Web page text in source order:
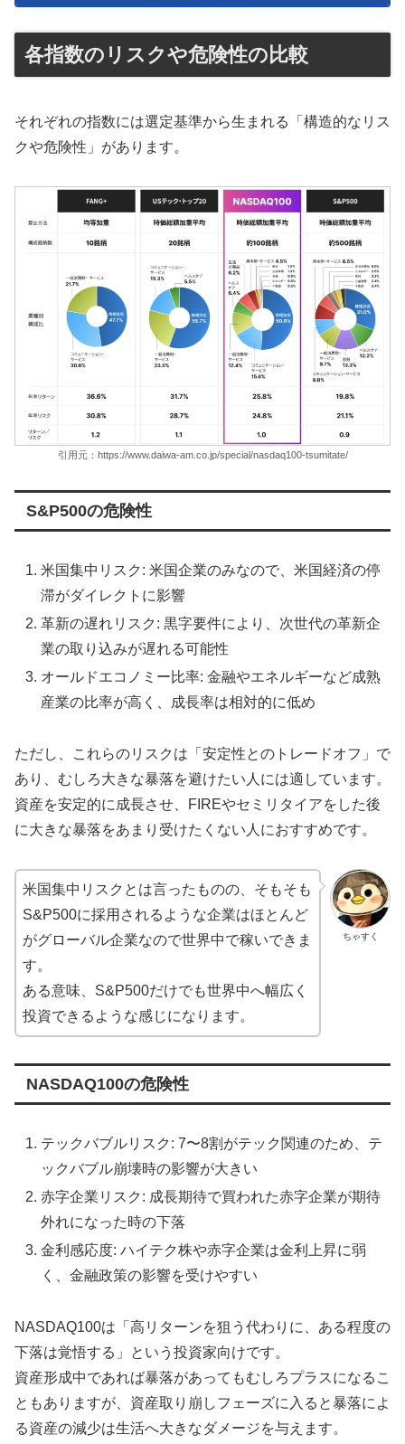
各指数のリスクや危険性の比較
それぞれの指数には選定基準から生まれる「構造的なリス
クや危険性」があります。
引用元：https://www.daiwa-am.co.jp/special/nasdaq100-tsumitate/
S&P500の危険性
米国集中リスク: 米国企業のみなので、米国経済の停
滞がダイレクトに影響
革新の遅れリスク: 黒字要件により、次世代の革新企
業の取り込みが遅れる可能性
オールドエコノミー比率: 金融やエネルギーなど成熟
産業の比率が高く、成長率は相対的に低め
ただし、これらのリスクは「安定性とのトレードオフ」で
あり、むしろ大きな暴落を避けたい人には適しています。
資産を安定的に成長させ、FIREやセミリタイアをした後
に大きな暴落をあまり受けたくない人におすすめです。
ちゃすく
米国集中リスクとは言ったものの、そもそも
S&P500に採用されるような企業はほとんど
がグローバル企業なので世界中で稼いできま
す。
ある意味、S&P500だけでも世界中へ幅広く
投資できるような感じになります。
NASDAQ100の危険性
テックバブルリスク: 7〜8割がテック関連のため、テ
ックバブル崩壊時の影響が大きい
赤字企業リスク: 成長期待で買われた赤字企業が期待
外れになった時の下落
金利感応度: ハイテク株や赤字企業は金利上昇に弱
く、金融政策の影響を受けやすい
NASDAQ100は「高リターンを狙う代わりに、ある程度の
下落は覚悟する」という投資家向けです。
資産形成中であれば暴落があってもむしろプラスになるこ
ともありますが、資産取り崩しフェーズに入ると暴落によ
る資産の減少は生活へ大きなダメージを与えます。